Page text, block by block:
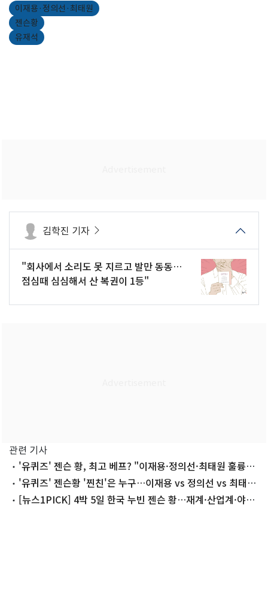
이재용·정의선·최태원
젠슨황
유재석
김학진 기자
"회사에서 소리도 못 지르고 발만 동동…
점심때 심심해서 산 복권이 1등"
관련 기사
'유퀴즈' 젠슨 황, 최고 베프? "이재용·정의선·최태원 훌륭한
리더, 모두 친해"
'유퀴즈' 젠슨황 '찐친'은 누구…이재용 vs 정의선 vs 최태원
밸런스 게임
[뉴스1PICK] 4박 5일 한국 누빈 젠슨 황…재계·산업계·야구